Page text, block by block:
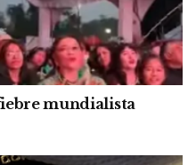
mundialista